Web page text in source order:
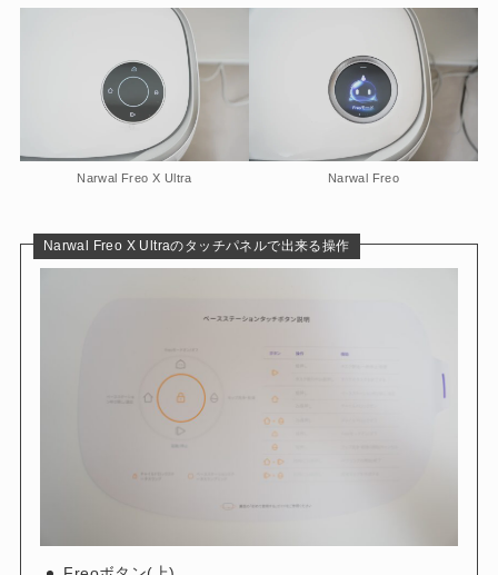
Narwal Freo X Ultra Narwal Freo
Narwal Freo X Ultraのタッチパネルで出来る操作